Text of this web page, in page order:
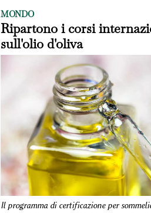
MONDO
Ripartono i corsi
sull'olio d'oliva
Il programma di certificazione per